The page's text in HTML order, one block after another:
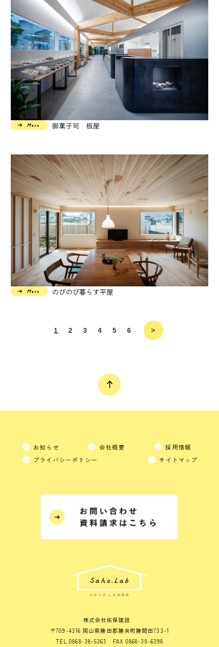
御菓子司 板屋
のびのび暮らす平屋
1 2 3 4 5 6 >
お知らせ 会社概要
採用情報
プライバシーポリシー
サイトマップ
株式会社佐保建設
〒709-4316 岡山県勝田郡勝央町勝間田733-1
TEL 0868-38-5363 FAX 0868-38-6398